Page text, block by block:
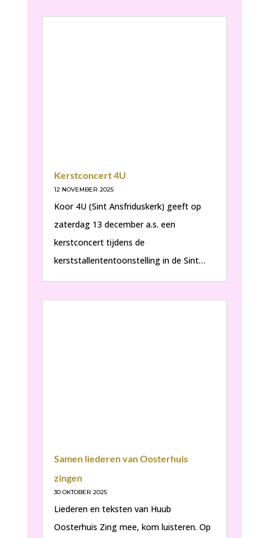
Kerstconcert 4U
12 NOVEMBER 2025
Koor 4U (Sint Ansfriduskerk) geeft op
zaterdag 13 december a.s. een
kerstconcert tijdens de
kerststallententoonstelling in de Sint…
Samen liederen van Oosterhuis
zingen
30 OKTOBER 2025
Liederen en teksten van Huub
Oosterhuis Zing mee, kom luisteren. Op